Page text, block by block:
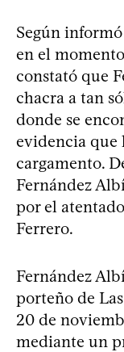
Según informó
en el
constató que
chacra a tan
donde se
evidencia que
cargamento.
Fernández
por el
Ferrero.
Fernández
porteño de
20 de
mediante un